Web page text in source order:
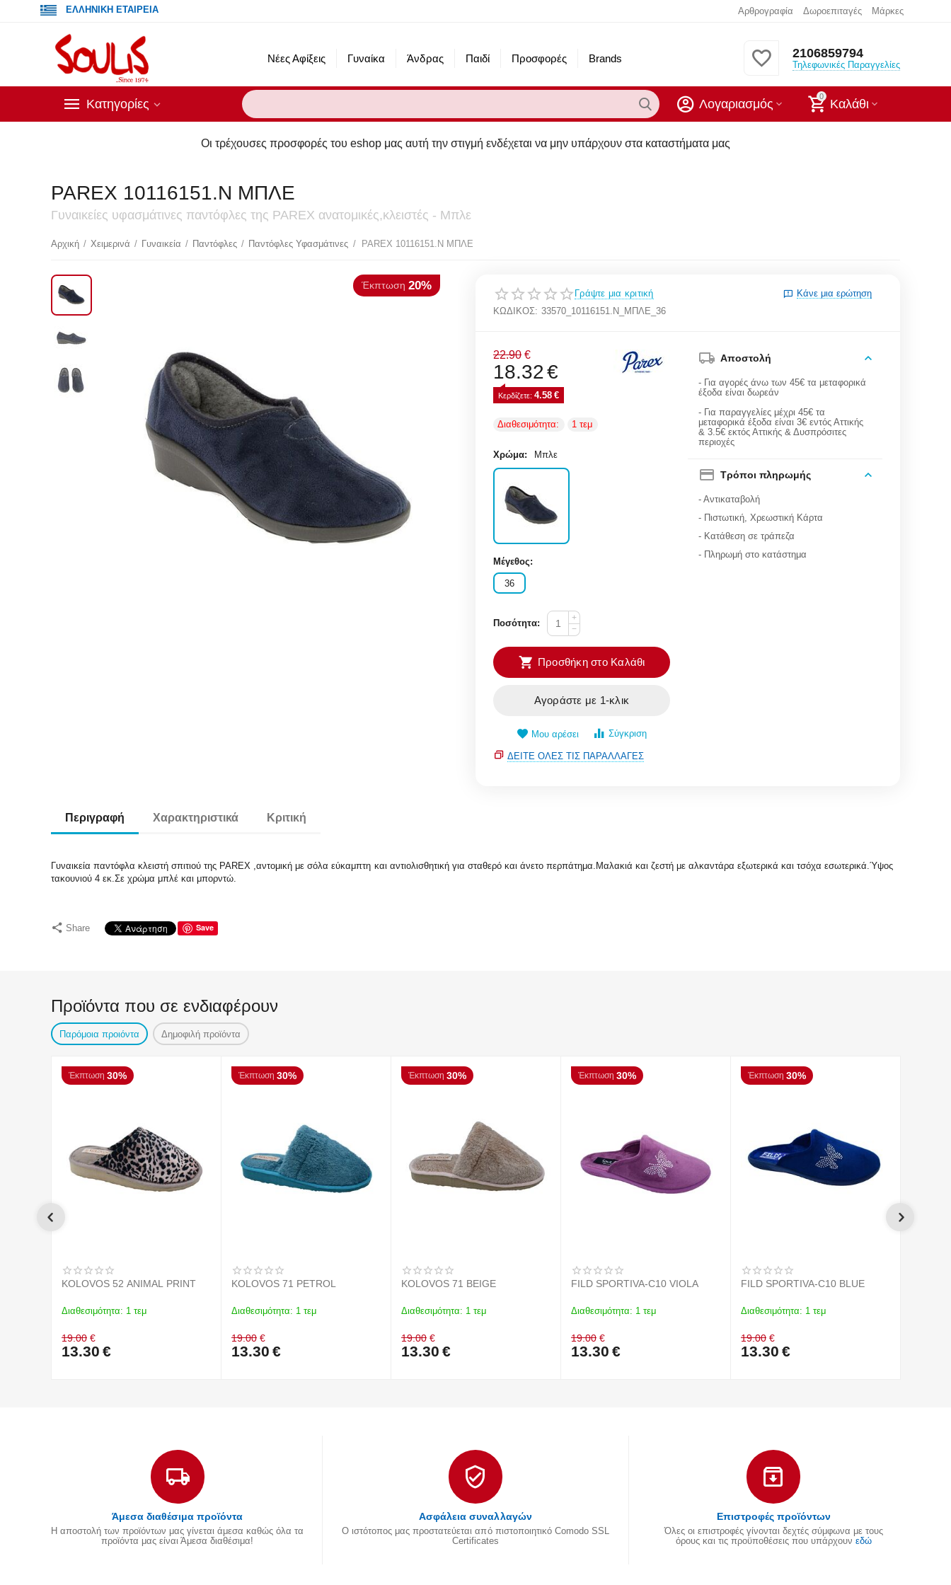
ΕΛΛΗΝΙΚΗ ΕΤΑΙΡΕΙΑ Αρθρογραφία Δωροεπιταγές Μάρκες
Νέες Αφίξεις Γυναίκα Άνδρας Παιδί Προσφορές Brands 2106859794
Τηλεφωνικές Παραγγελίες
Κατηγορίες
0
Καλάθι
Λογαριασμός
Οι τρέχουσες προσφορές του eshop μας αυτή την στιγμή ενδέχεται να μην υπάρχουν στα καταστήματα μας
PAREX 10116151.N ΜΠΛΕ
Γυναικείες υφασμάτινες παντόφλες της PAREX ανατομικές,κλειστές - Μπλε
Αρχική / Χειμερινά / Γυναικεία / Παντόφλες / Παντόφλες Υφασμάτινες / PAREX 10116151.N ΜΠΛΕ
20%
Γράψτε μια κριτική
Κάνε μια ερώτηση
ΚΩΔΙΚΟΣ: 33570_10116151.N_ΜΠΛΕ_36
22.90 €
18.32€
Κερδίζετε: 4.58 €
Διαθεσιμότητα: 1 τεμ
Χρώμα: Μπλε
Μέγεθος:
36
Ποσότητα:
+
−
Προσθήκη στο Καλάθι
Αγοράστε με 1-κλικ
Μου αρέσει Σύγκριση
Αποστολή
- Για αγορές άνω των 45€ τα μεταφορικά
έξοδα είναι δωρεάν
- Για παραγγελίες μέχρι 45€ τα
μεταφορικά έξοδα είναι 3€ εντός Αττικής
& 3.5€ εκτός Αττικής & Δυσπρόσιτες
περιοχές
Τρόποι πληρωμής
- Αντικαταβολή
- Πιστωτική, Χρεωστική Κάρτα
- Κατάθεση σε τράπεζα
- Πληρωμή στο κατάστημα
ΔΕΊΤΕ ΌΛΕΣ ΤΙΣ ΠΑΡΑΛΛΑΓΈΣ
Περιγραφή Χαρακτηριστικά Κριτική
Γυναικεία παντόφλα κλειστή σπιτιού της PAREX ,αντομική με σόλα εύκαμπτη και αντιολισθητική για σταθερό και άνετο περπάτημα.Μαλακιά και ζεστή με αλκαντάρα εξωτερικά και τσόχα εσωτερικά.Ύψος
τακουνιού 4 εκ.Σε χρώμα μπλέ και μπορντώ.
Share Save
Προϊόντα που σε ενδιαφέρουν
Παρόμοια προιόντα Δημοφιλή προϊόντα
Έκπτωση 30%
KOLOVOS 52 ANIMAL PRINT
Διαθεσιμότητα: 1 τεμ
19.00 €
13.30 €
Έκπτωση 30%
KOLOVOS 71 PETROL
Διαθεσιμότητα: 1 τεμ
19.00 €
13.30 €
Έκπτωση 30%
KOLOVOS 71 BEIGE
Διαθεσιμότητα: 1 τεμ
19.00 €
13.30 €
Έκπτωση 30%
FILD SPORTIVA-C10 VIOLA
Διαθεσιμότητα: 1 τεμ
19.00 €
13.30 €
Έκπτωση 30%
FILD SPORTIVA-C10 BLUE
Διαθεσιμότητα: 1 τεμ
19.00 €
13.30 €
Άμεσα διαθέσιμα προϊόντα
Η αποστολή των προϊόντων μας γίνεται άμεσα καθώς όλα τα
προϊόντα μας είναι Άμεσα διαθέσιμα!
Ασφάλεια συναλλαγών
Ο ιστότοπος μας προστατεύεται από πιστοποιητικό Comodo SSL
Certificates
Επιστροφές προϊόντων
Όλες οι επιστροφές γίνονται δεχτές σύμφωνα με τους
όρους και τις προϋποθέσεις που υπάρχουν εδώ